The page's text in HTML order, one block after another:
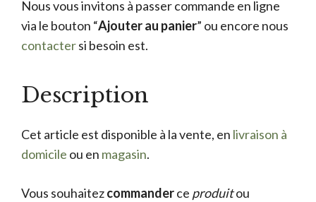
Nous vous invitons à passer commande en ligne
via le bouton “Ajouter au panier” ou encore nous
contactersi besoin est.
Description
Cet article est disponible à la vente, en livraison à
domicile ou en magasin.
Vous souhaitezcommanderce produitou